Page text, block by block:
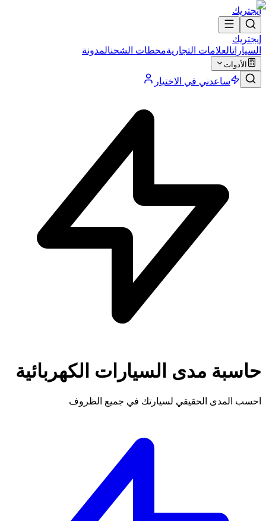
إيجتريك
إيجتريك
السياراتالعلامات التجاريةمحطات الشحنالمدونة
الأدوات
ساعدني في الاختيار
حاسبة مدى السيارات الكهربائية
احسب المدى الحقيقي لسيارتك في جميع الظروف